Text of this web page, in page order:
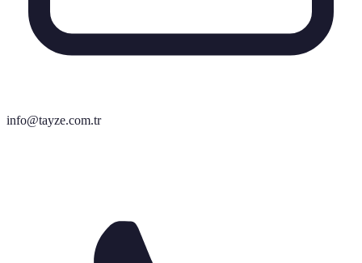
info@tayze.com.tr